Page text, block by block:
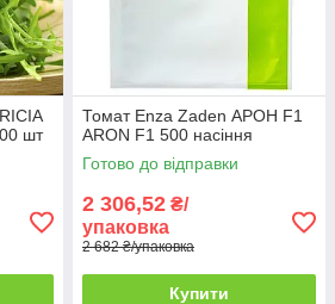
шт
Томат Enza Zaden АРОН F1
ARON F1 500 насіння
Готово до відправки
2 306,52 ₴/
упаковка
2 682 ₴/упаковка
Купити